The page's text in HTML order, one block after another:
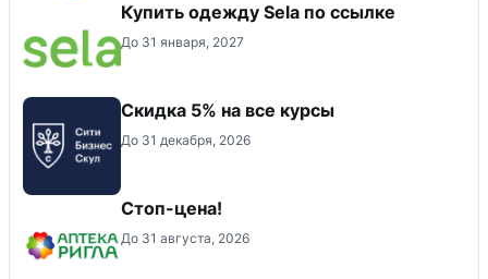
Купить одежду Sela по ссылке
До 31 января, 2027
Скидка 5% на все курсы
До 31 декабря, 2026
Стоп-цена!
До 31 августа, 2026